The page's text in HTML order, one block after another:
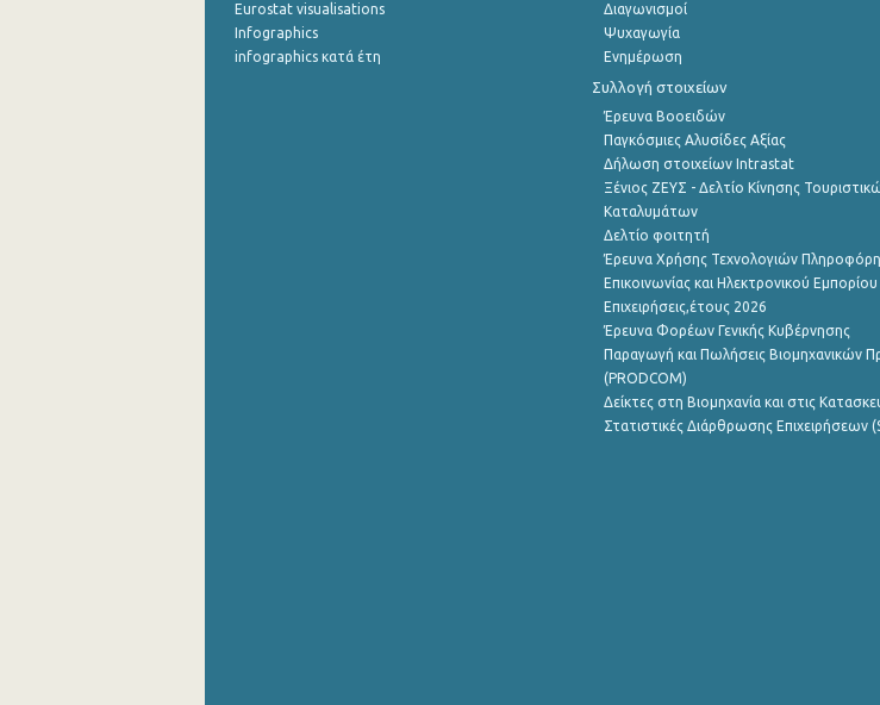
Eurostat visualisations
Infographics
infographics κατά έτη
Διαγωνισμοί
Ψυχαγωγία
Ενημέρωση
Συλλογή στοιχείων
Έρευνα Βοοειδών
Παγκόσμιες Αλυσίδες Αξίας
Δήλωση στοιχείων Intrastat
Ξένιος ΖΕΥΣ - Δελτίο Κίνησης
Καταλυμάτων
Δελτίο φοιτητή
Έρευνα Χρήσης Τεχνολογιών
Επικοινωνίας και Ηλεκτρονικού Εμπορίου
Επιχειρήσεις,έτους 2026
Έρευνα Φορέων Γενικής Κυβέρνησης
Παραγωγή και Πωλήσεις Βιομηχανικών
(PRODCOM)
Δείκτες στη Βιομηχανία και στις
Στατιστικές Διάρθρωσης Επιχειρήσεων